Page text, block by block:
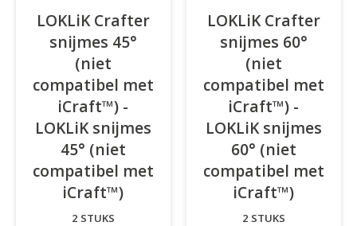
LOKLiK Crafter
snijmes 45°
(niet
compatibel met
iCraft™) -
LOKLiK snijmes
45° (niet
compatibel met
iCraft™)
2 STUKS
LOKLiK Crafter
snijmes 60°
(niet
compatibel met
iCraft™) -
LOKLiK snijmes
60° (niet
compatibel met
iCraft™)
2 STUKS